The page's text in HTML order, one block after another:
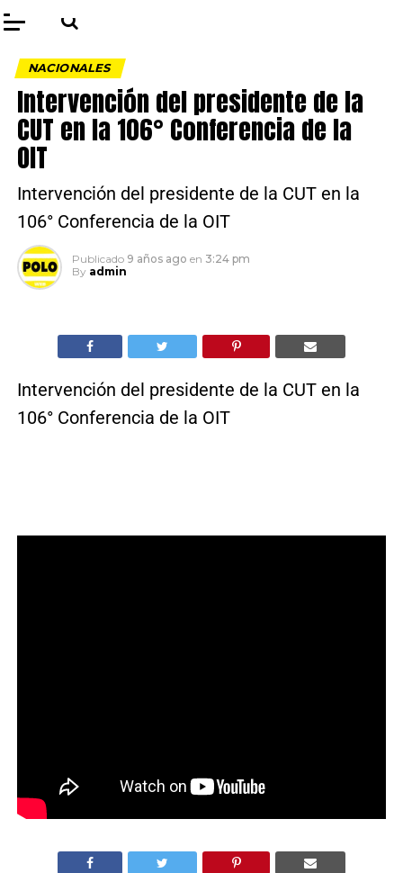
NACIONALES
Intervención del presidente de la
CUT en la 106° Conferencia de la
OIT
Intervención del presidente de la CUT en la
106° Conferencia de la OIT
Publicado 9 años ago en 3:24 pm
By admin
Intervención del presidente de la CUT en la
106° Conferencia de la OIT